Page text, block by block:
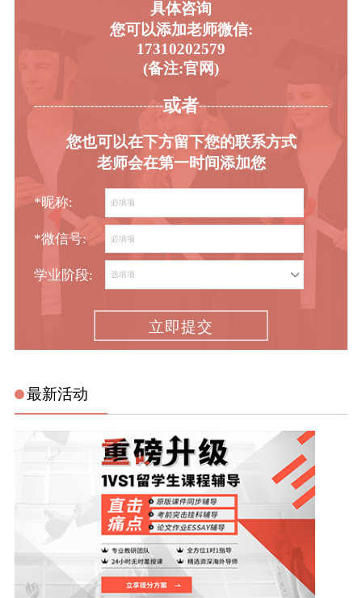
具体咨询
您可以添加老师微信:
17310202579
(备注:官网)
或者
您也可以在下方留下您的联系方式
老师会在第一时间添加您
*昵称:
*微信号:
学业阶段:
立即提交
最新活动